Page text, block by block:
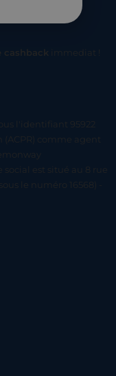
cashback immediat !
l'identifiant 95922
comme agent
est situé au 8 rue
le numéro 16568) -